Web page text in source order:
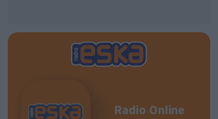
Radio Online